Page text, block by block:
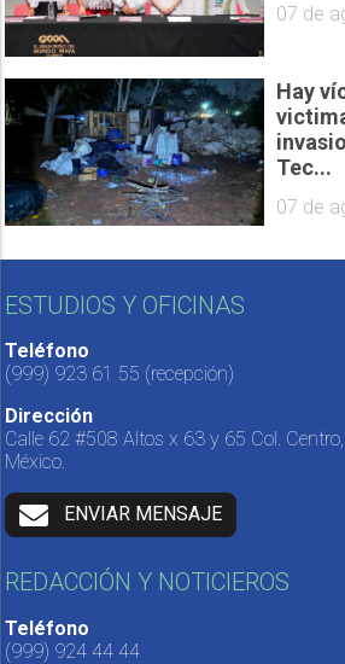
07 de
Hay
Tec...
07 de
ESTUDIOS Y OFICINAS
Teléfono
(999) 923 61 55 (recepción)
Dirección
Calle 62 #508 Altos x 63 y 65 Col.
México.
ENVIAR MENSAJE
REDACCIÓN Y NOTICIEROS
Teléfono
(999) 924 44 44